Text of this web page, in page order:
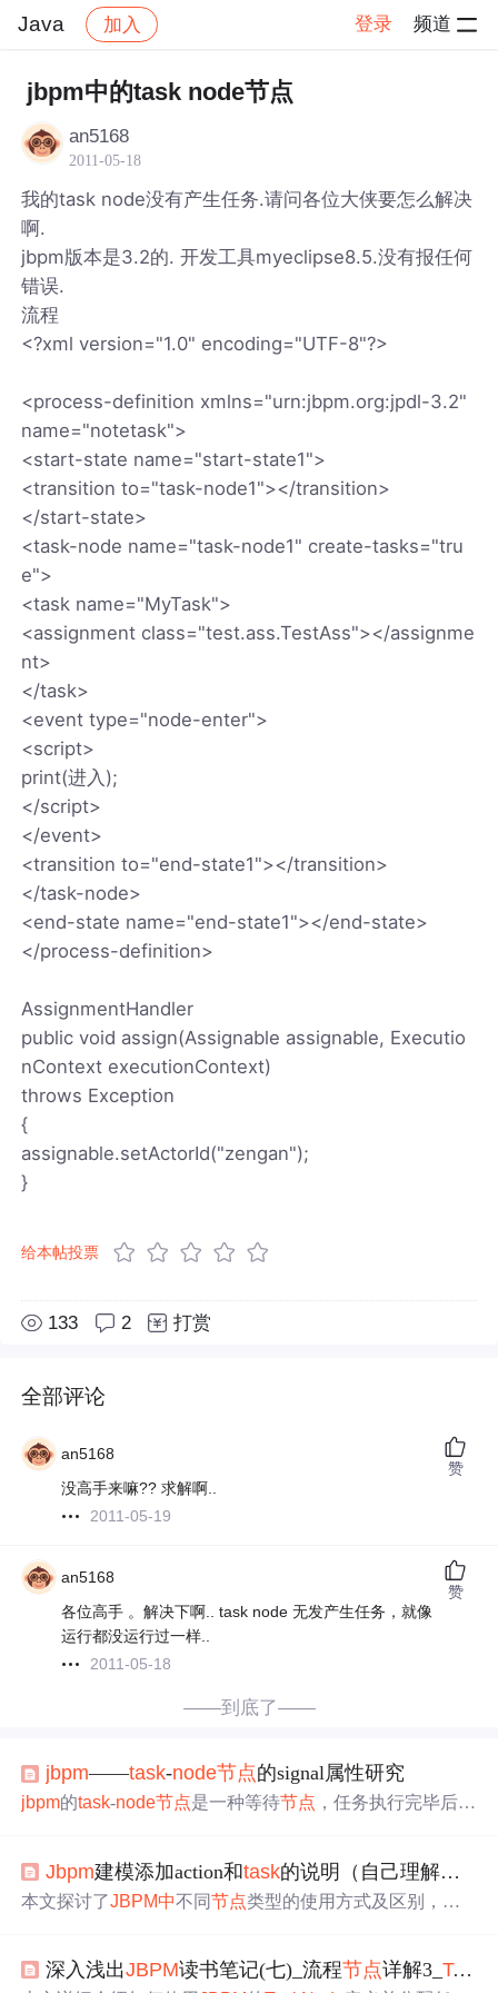
Java 加入 登录 频道
社区 Java 帖子详情
jbpm中的task node节点
an5168
2011-05-18
我的task node没有产生任务.请问各位大侠要怎么解决
啊.
jbpm版本是3.2的. 开发工具myeclipse8.5.没有报任何
错误.
流程
<?xml version="1.0" encoding="UTF-8"?>
<process-definition xmlns="urn:jbpm.org:jpdl-3.2"
name="notetask">
<start-state name="start-state1">
<transition to="task-node1"></transition>
</start-state>
<task-node name="task-node1" create-tasks="tru
e">
<task name="MyTask">
<assignment class="test.ass.TestAss"></assignme
nt>
</task>
<event type="node-enter">
<script>
print(进入);
</script>
</event>
<transition to="end-state1"></transition>
</task-node>
<end-state name="end-state1"></end-state>
</process-definition>
AssignmentHandler
public void assign(Assignable assignable, Executio
nContext executionContext)
throws Exception
{
assignable.setActorId("zengan");
}
给本帖投票
133 2 打赏
全部评论
an5168
没高手来嘛?? 求解啊..
2011-05-19
赞
an5168
各位高手 。解决下啊.. task node 无发产生任务，就像
运行都没运行过一样..
2011-05-18
赞
——到底了——
jbpm——task-node节点的signal属性研究
jbpm的task-node节点是一种等待节点 ，任务执行完毕后可
触发）、first（任一任务完成后触发）、first-wait（首个任
务完成后或任务创建后触发）、last（所有任务完成后触
Jbpm建模添加action和task的说明（自己理解和测试的：）
本文探讨了JBPM中不同节点类型的使用方式及区别，特
需一次触发即可。此外，还讨论了这些节点 在实际流程设
深入浅出JBPM读书笔记(七)_流程节点详解3_Task